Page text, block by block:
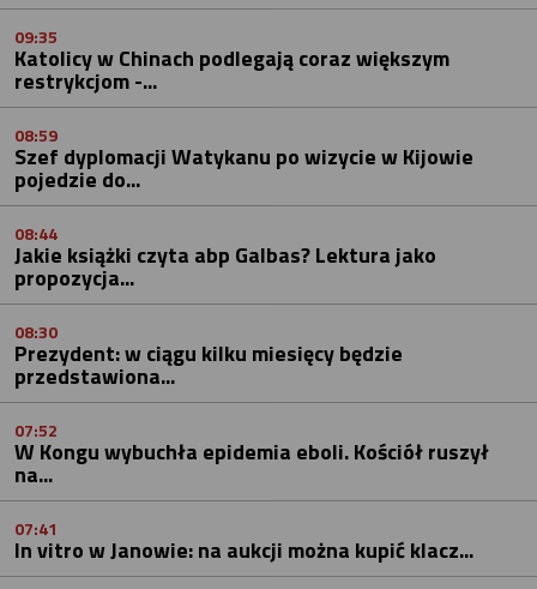
09:35
Katolicy w Chinach podlegają coraz większym
restrykcjom -...
08:59
Szef dyplomacji Watykanu po wizycie w Kijowie
pojedzie do...
08:44
Jakie książki czyta abp Galbas? Lektura jako
propozycja...
08:30
Prezydent: w ciągu kilku miesięcy będzie
przedstawiona...
07:52
W Kongu wybuchła epidemia eboli. Kościół ruszył
na...
07:41
In vitro w Janowie: na aukcji można kupić klacz...